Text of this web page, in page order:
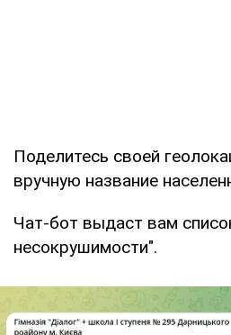
Поделитесь своей
вручную название
Чат-бот выдаст вам
несокрушимости".